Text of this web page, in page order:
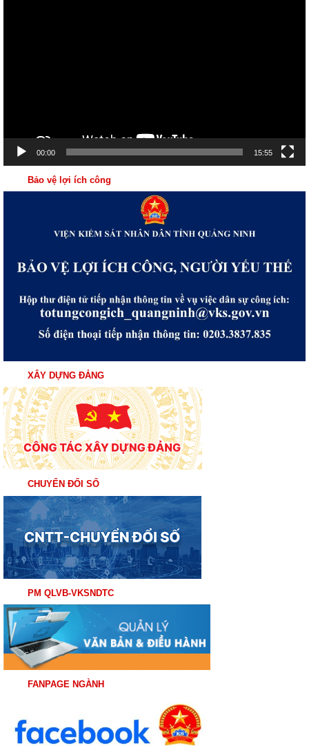
00:00 15:55
Bảo vệ lợi ích công
XÂY DỰNG ĐẢNG
CHUYỂN ĐỔI SỐ
PM QLVB-VKSNDTC
FANPAGE NGÀNH